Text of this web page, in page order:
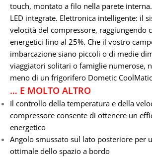
touch, montato a filo nella parete
LED integrate. Elettronica intelligente: il
velocità del compressore, raggiungendo
energetici fino al 25%. Che il vostro
imbarcazione siano piccoli o di medie
viaggiatori solitari o famiglie numerose,
meno di un frigorifero Dometic
… E MOLTO ALTRO
Il controllo della temperatura e della
compressore consente di ottenere un
energetico
Angolo smussato sul lato posteriore per
ottimale dello spazio a bordo